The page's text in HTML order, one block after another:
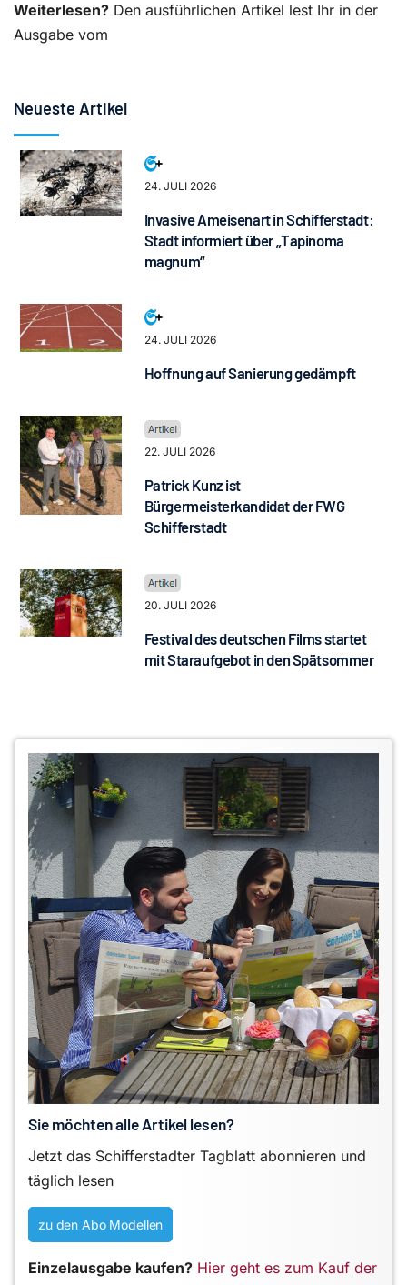
Weiterlesen? Den ausführlichen Artikel lest Ihr in der
Ausgabe vom
Neueste Artikel
24. JULI 2026
Invasive Ameisenart in Schifferstadt:
Stadt informiert über „Tapinoma
magnum“
24. JULI 2026
Hoffnung auf Sanierung gedämpft
22. JULI 2026
Patrick Kunz ist
Bürgermeisterkandidat der FWG
Schifferstadt
20. JULI 2026
Festival des deutschen Films startet
mit Staraufgebot in den Spätsommer
Sie möchten alle Artikel lesen?
Jetzt das Schifferstadter Tagblatt abonnieren und
täglich lesen
zu den Abo Modellen
Einzelausgabe kaufen? Hier geht es zum Kauf der